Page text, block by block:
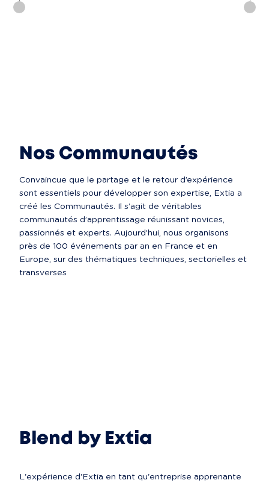
Nos Communautés
Convaincue que le partage et le retour d’expérience
sont essentiels pour développer son expertise, Extia a
créé les Communautés. Il s’agit de véritables
communautés d’apprentissage réunissant novices,
passionnés et experts. Aujourd’hui, nous organisons
près de 100 événements par an en France et en
Europe, sur des thématiques techniques, sectorielles et
transverses
Blend by Extia
L'expérience d'Extia en tant qu'entreprise apprenante